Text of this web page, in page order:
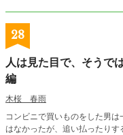
28
人は見た目で、そうで
編
木桜 春雨
コンビニで買いものをした男
はなかったが、追い払ったりすることが